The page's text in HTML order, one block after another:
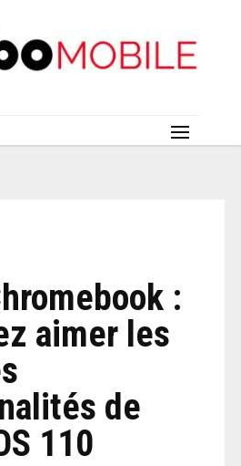
:
aimer les
de
110